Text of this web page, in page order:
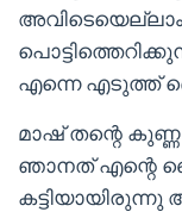
എന്നെ എടുത്ത്
മാഷ്‌ തന്റെ കുണ്ണ
ഞാനത് എന്റെ